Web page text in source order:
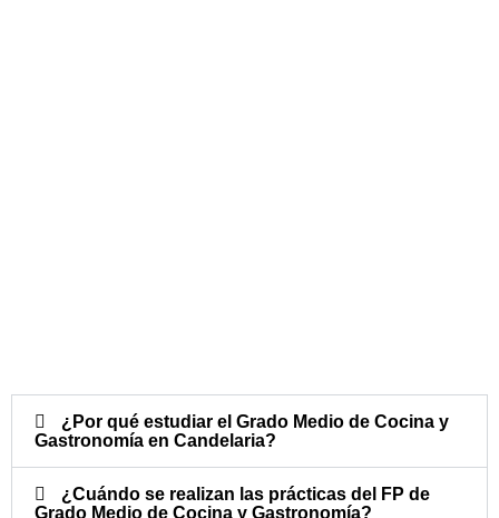
¿Por qué estudiar el Grado Medio de Cocina y
Gastronomía en Candelaria?
¿Cuándo se realizan las prácticas del FP de
Grado Medio de Cocina y Gastronomía?​